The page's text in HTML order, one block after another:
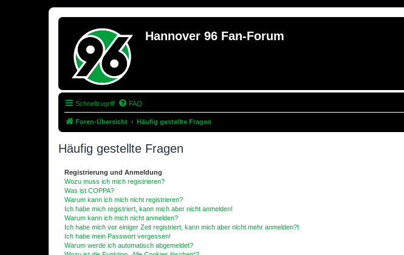
Hannover 96 Fan-Forum
Schnellzugriff FAQ
Foren-Übersicht Häufig gestellte Fragen
Häufig gestellte Fragen
Registrierung und Anmeldung
Wozu muss ich mich registrieren?
Was ist COPPA?
Warum kann ich mich nicht registrieren?
Ich habe mich registriert, kann mich aber nicht anmelden!
Warum kann ich mich nicht anmelden?
Ich habe mich vor einiger Zeit registriert, kann mich aber nicht mehr anmelden?!
Ich habe mein Passwort vergessen!
Warum werde ich automatisch abgemeldet?